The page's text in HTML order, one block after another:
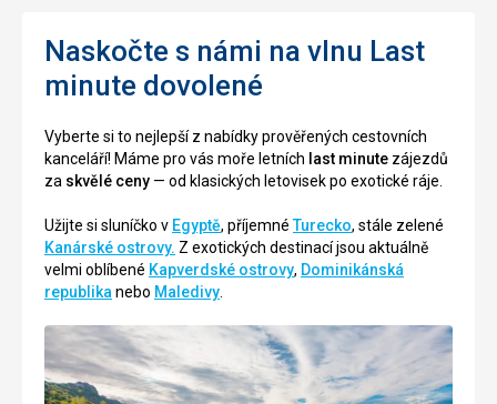
Naskočte s námi na vlnu Last
minute dovolené
Vyberte si to nejlepší z nabídky prověřených cestovních
kanceláří! Máme pro vás moře letních last minute zájezdů
za skvělé ceny — od klasických letovisek po exotické ráje.
Užijte si sluníčko v Egyptě, příjemnéTurecko, stále zelené
Kanárské ostrovy. Z exotických destinací jsou aktuálně
velmi oblíbené Kapverdské ostrovy, Dominikánská
republikanebo Maledivy.